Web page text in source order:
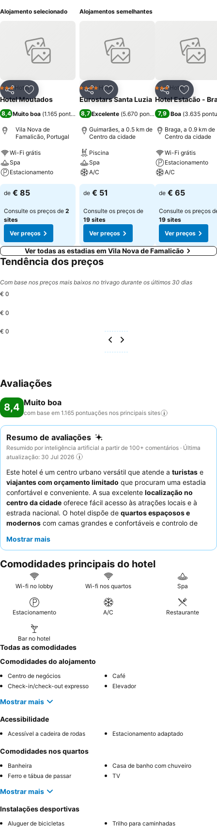
reuniões e seminários, recepção 24 horas, sala para bagagem, cofre
famoso restaurante, com capacidade para até 150 pessoas que
serve pratos da cozinha tradicional local.
Alojamento selecionado
PartilharAdicionar aos favoritos
3 Estrelas
Hotel
Hotel Moutados
8,4 Muito boa (1.165 pontuações)
Vila Nova de
Famalicão, Portugal
Wi-Fi grátis
Spa
Estacionamento
de € 85
Consulte os preços de 2
sites
Ver preços
Alojamentos semelhantes
PartilharAdicionar aos favoritos
4 EstrelasHotel
Eurostars Santa Luzia
8,7 Excelente (5.670 pontuações)
Guimarães, a 0.5 km de
Centro da cidade
Piscina
Spa
A/C
de € 51
Consulte os preços de
19 sites
Ver preços
Partilhar
3 Estrelas
Hotel
Hotel Estacão -
7,9 Boa (3.635
Braga, a 0.9 km de
Centro da cidade
Wi-Fi grátis
Estacionamento
A/C
de € 65
Consulte os preços
19 sites
Ver preços
Ver todas as estadias em Vila Nova de Famalicão
Tendência dos preços
Com base nos preços mais baixos no trivago durante os últimos 30 dias
€ 0
€ 0
€ 0
Avaliações
8,4 Muito boa
com base em 1.165 pontuações nos principais sites
Resumo de avaliações
Resumido por inteligência artificial a partir de 100+ comentários · Última
atualização: 30 Jul 2026
Este hotel é um centro urbano versátil que atende a turistas e
viajantes com orçamento limitado que procuram uma estadia
confortável e conveniente. A sua excelente localização no
centro da cidade oferece fácil acesso às atrações locais e à
estrada nacional. O hotel dispõe de quartos espaçosos e
modernos com camas grandes e confortáveis e controlo de
relaxante. Os hóspedes elogiam consistentemente os
almoçode qualidade, com a sua rica seleção de frutas frescas
e diversas opções de pão. Para uma estadia mais tranquila,
considere solicitar um quarto virado para o jardim.
Mostrar mais
Comodidades principais do hotel
Wi-fi no lobby Wi-fi nos quartos Spa
Estacionamento A/C Restaurante
Bar no hotel
Todas as comodidades
Comodidades do alojamento
Centro de negócios
Café
Check-in/check-out expresso
Elevador
Mostrar mais
Acessibilidade
Acessível a cadeira de rodas Estacionamento adaptado
Comodidades nos quartos
Banheira
Casa de banho com chuveiro
Ferro e tábua de passar
TV
Mostrar mais
Instalações desportivas
Aluguer de bicicletas Trilho para caminhadas